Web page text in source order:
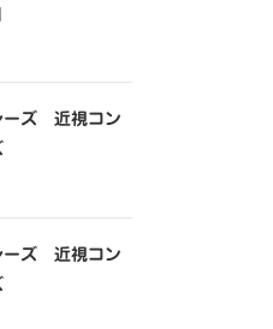
ーズ 近視コン
ーズ 近視コン